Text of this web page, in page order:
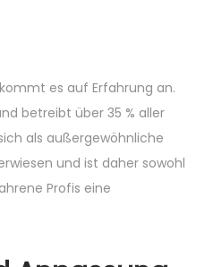
es auf Erfahrung an.
betreibt über 35 % aller
als außergewöhnliche
und ist daher sowohl
Profis eine